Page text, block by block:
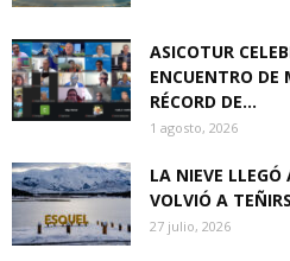
ASICOTUR
ENCUENTRO DE
RÉCORD DE...
1 agosto, 2026
LA NIEVE LLEGÓ
VOLVIÓ A
27 julio, 2026